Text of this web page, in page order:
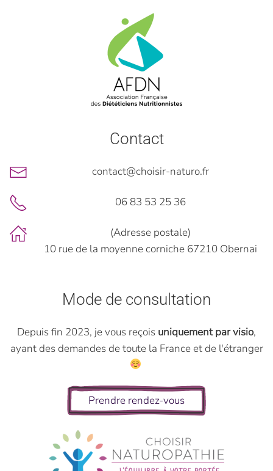
Contact
contact@choisir-naturo.fr
06 83 53 25 36
(Adresse postale)
10 rue de la moyenne corniche 67210 Obernai
Mode de consultation
Depuis fin 2023, je vous reçois uniquement par visio,
ayant des demandes de toute la France et de l'étranger
Prendre rendez-vous